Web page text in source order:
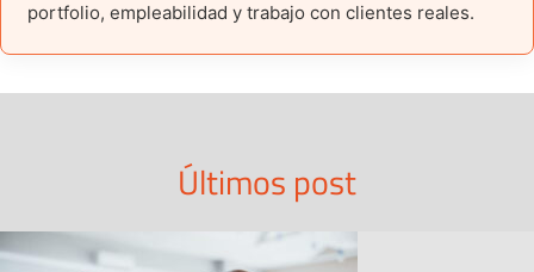
portfolio, empleabilidad y trabajo con clientes reales.
Últimos post